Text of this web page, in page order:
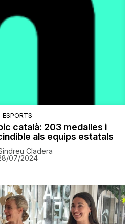
ESPORTS
català: 203 medalles i
als equips estatals
Cladera
07/2024